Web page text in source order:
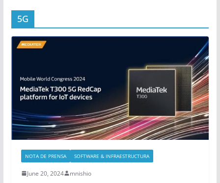
5G
NOTA DE PRENSA SOFTWARE & INFRAESTRUCTURA
June 20, 2024 mnishio